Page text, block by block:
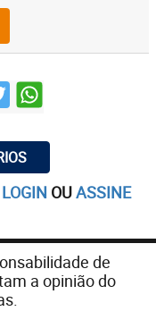
LOGIN OUASSINE
de
a opinião do